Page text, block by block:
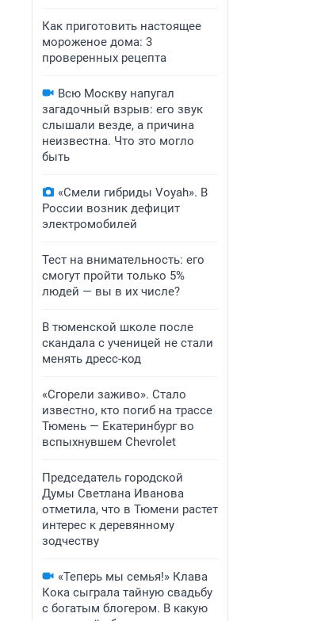
Как приготовить настоящее
мороженое дома: 3
проверенных рецепта
Всю Москву напугал
загадочный взрыв: его звук
слышали везде, а причина
неизвестна. Что это могло
быть
«Смели гибриды Voyah». В
России возник дефицит
электромобилей
Тест на внимательность: его
смогут пройти только 5%
людей — вы в их числе?
В тюменской школе после
скандала с ученицей не стали
менять дресс-код
«Сгорели заживо». Стало
известно, кто погиб на трассе
Тюмень — Екатеринбург во
вспыхнувшем Chevrolet
Председатель городской
Думы Светлана Иванова
отметила, что в Тюмени растет
интерес к деревянному
зодчеству
«Теперь мы семья!» Клава
Кока сыграла тайную свадьбу
с богатым блогером. В какую